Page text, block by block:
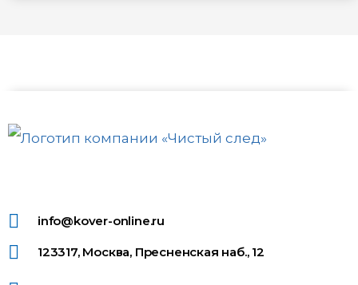
info@kover-online.ru
123317, Москва, Пресненская наб., 12